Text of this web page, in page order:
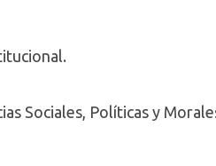
Sociales, Políticas y